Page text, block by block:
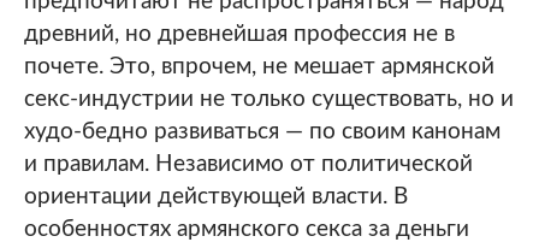
древний, но древнейшая профессия не в
почете. Это, впрочем, не мешает армянской
секс-индустрии не только существовать, но и
худо-бедно развиваться — по своим канонам
и правилам. Независимо от политической
ориентации действующей власти. В
особенностях армянского секса за деньги